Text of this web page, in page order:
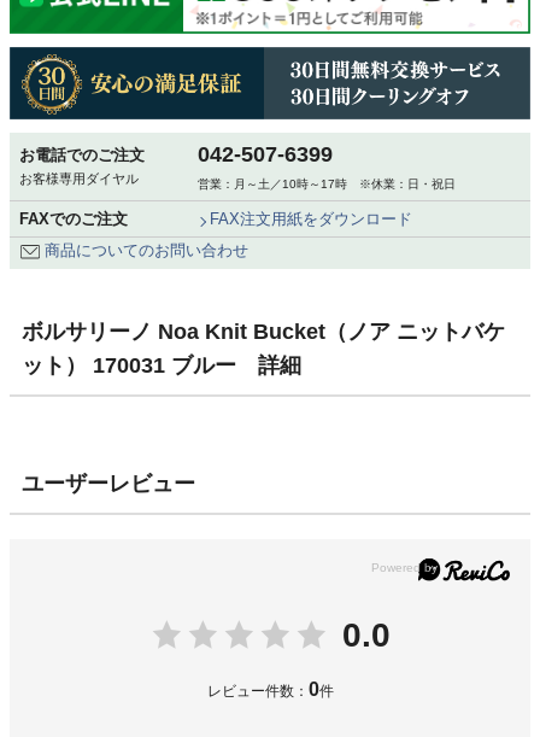
お電話でのご注文
お客様専用ダイヤル
042-507-6399
営業：月～土／10時～17時 ※休業：日・祝日
FAXでのご注文
FAX注文用紙をダウンロード
商品についてのお問い合わせ
ボルサリーノ Noa Knit Bucket（ノア ニットバケ
ット） 170031 ブルー 詳細
ユーザーレビュー
0.0
レビュー件数： 0件